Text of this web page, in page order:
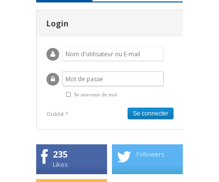
Login
Se souvenir de moi
Oublié ?
235
Likes
Followers